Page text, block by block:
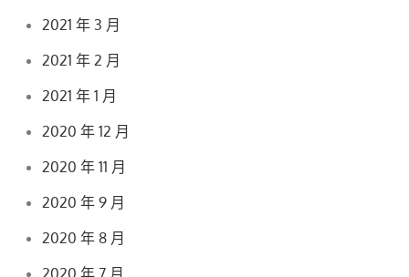
2021 年 3 月
2021 年 2 月
2021 年 1 月
2020 年 12 月
2020 年 11 月
2020 年 9 月
2020 年 8 月